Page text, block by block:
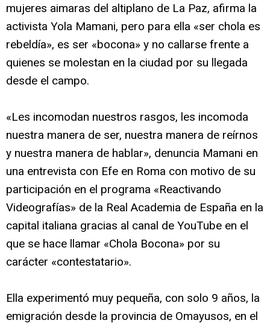
mujeres aimaras del altiplano de La Paz, afirma la
activista Yola Mamani, pero para ella «ser chola es
rebeldía», es ser «bocona» y no callarse frente a
quienes se molestan en la ciudad por su llegada
desde el campo.
«Les incomodan nuestros rasgos, les incomoda
nuestra manera de ser, nuestra manera de reírnos
y nuestra manera de hablar», denuncia Mamani en
una entrevista con Efe en Roma con motivo de su
participación en el programa «Reactivando
Videografías» de la Real Academia de España en la
capital italiana gracias al canal de YouTube en el
que se hace llamar «Chola Bocona» por su
carácter «contestatario».
Ella experimentó muy pequeña, con solo 9 años, la
emigración desde la provincia de Omayusos, en el